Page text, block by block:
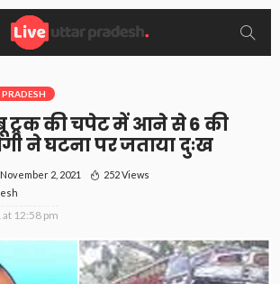
ट्रक की चपेट में आने से 6 की
ने घटना पर जताया दुःख
November 2, 2021
252 Views
12:58 pm